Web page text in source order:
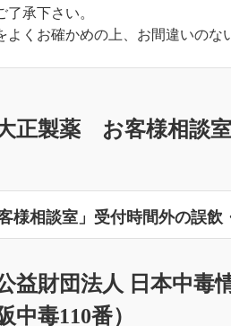
了承下さい。
よくお確かめの上、お間違いのな
正製薬 お客様相談室
客様相談室」受付時間外の誤
益財団法人 日本中毒
中毒110番）